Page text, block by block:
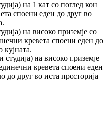
на 1 кат со поглед кон
споени еден до друг во
на високо приземје со
кревета споени еден до
кујната.
на високо приземје
кревета споени еден
до друг во иста просторија